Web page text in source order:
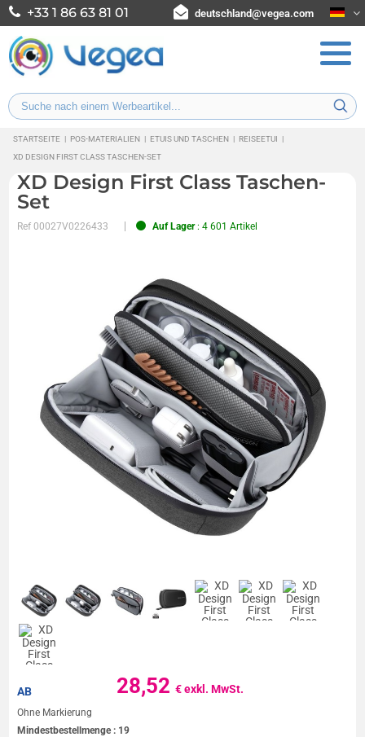
+33 1 86 63 81 01 deutschland@vegea.com
STARTSEITE | POS-MATERIALIEN | ETUIS UND TASCHEN | REISEETUI
|
XD DESIGN FIRST CLASS TASCHEN-SET
XD Design First Class Taschen-
Set
Ref00027V0226433 Auf Lager: 4 601 Artikel
28,52€ exkl. MwSt.
AB
Ohne Markierung
Mindestbestellmenge : 19